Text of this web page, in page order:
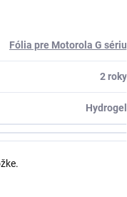
Fólia pre Motorola G sériu
2 roky
Hydrogel